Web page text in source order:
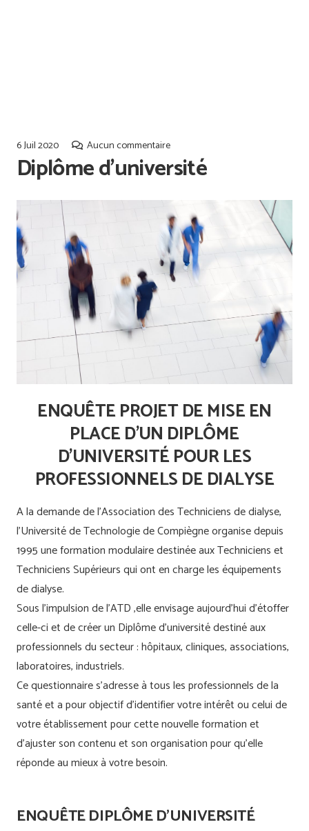
6 Juil 2020 Aucun commentaire
Diplôme d’université
ENQUÊTE PROJET DE MISE EN
PLACE D’UN DIPLÔME
D’UNIVERSITÉ POUR LES
PROFESSIONNELS DE DIALYSE
A la demande de l’Association des Techniciens de dialyse,
l’Université de Technologie de Compiègne organise depuis
1995 une formation modulaire destinée aux Techniciens et
Techniciens Supérieurs qui ont en charge les équipements
de dialyse.
Sous l’impulsion de l’ATD ,elle envisage aujourd’hui d’étoffer
celle-ci et de créer un Diplôme d’université destiné aux
professionnels du secteur : hôpitaux, cliniques, associations,
laboratoires, industriels.
Ce questionnaire s’adresse à tous les professionnels de la
santé et a pour objectif d’identifier votre intérêt ou celui de
votre établissement pour cette nouvelle formation et
d’ajuster son contenu et son organisation pour qu’elle
réponde au mieux à votre besoin.
ENQUÊTE DIPLÔME D’UNIVERSITÉ